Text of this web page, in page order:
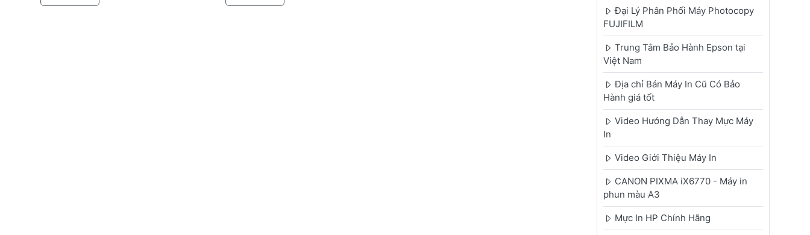
Đại Lý Phân Phối Máy Photocopy
FUJIFILM
Trung Tâm Bảo Hành Epson tại
Việt Nam
Địa chỉ Bán Máy In Cũ Có Bảo
Hành giá tốt
Video Hướng Dẫn Thay Mực Máy
In
Video Giới Thiệu Máy In
CANON PIXMA iX6770 - Máy in
phun màu A3
Mực In HP Chính Hãng